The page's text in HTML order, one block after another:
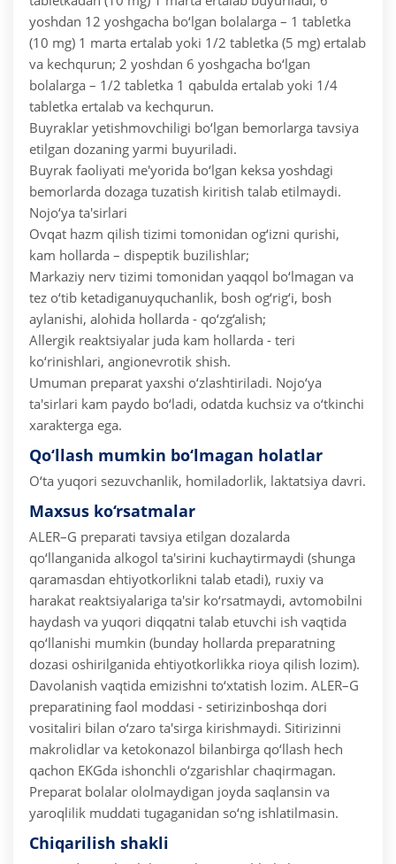
yoshdan 12 yoshgacha bo‘lgan bolalarga – 1 tabletka
(10 mg) 1 marta ertalab yoki 1/2 tabletka (5 mg) ertalab
va kechqurun; 2 yoshdan 6 yoshgacha bo‘lgan
bolalarga – 1/2 tabletka 1 qabulda ertalab yoki 1/4
tabletka ertalab va kechqurun.
Buyraklar yetishmovchiligi bo‘lgan bemorlarga tavsiya
etilgan dozaning yarmi buyuriladi.
Buyrak faoliyati me'yorida bo‘lgan keksa yoshdagi
bemorlarda dozaga tuzatish kiritish talab etilmaydi.
Nojo‘ya ta'sirlari
Ovqat hazm qilish tizimi tomonidan og‘izni qurishi,
kam hollarda – dispeptik buzilishlar;
Markaziy nerv tizimi tomonidan yaqqol bo‘lmagan va
tez o‘tib ketadiganuyquchanlik, bosh og‘rig‘i, bosh
aylanishi, alohida hollarda - qo‘zg‘alish;
Allergik reaktsiyalar juda kam hollarda - teri
ko‘rinishlari, angionevrotik shish.
Umuman preparat yaxshi o‘zlashtiriladi. Nojo‘ya
ta'sirlari kam paydo bo‘ladi, odatda kuchsiz va o‘tkinchi
xarakterga ega.
Qo‘llash mumkin bo‘lmagan holatlar
O‘ta yuqori sezuvchanlik, homiladorlik, laktatsiya davri.
Maxsus ko‘rsatmalar
ALER–G preparati tavsiya etilgan dozalarda
qo‘llanganida alkogol ta'sirini kuchaytirmaydi (shunga
qaramasdan ehtiyotkorlikni talab etadi), ruxiy va
harakat reaktsiyalariga ta'sir ko‘rsatmaydi, avtomobilni
haydash va yuqori diqqatni talab etuvchi ish vaqtida
qo‘llanishi mumkin (bunday hollarda preparatning
dozasi oshirilganida ehtiyotkorlikka rioya qilish lozim).
Davolanish vaqtida emizishni to‘xtatish lozim. ALER–G
preparatining faol moddasi - setirizinboshqa dori
vositaliri bilan o‘zaro ta'sirga kirishmaydi. Sitirizinni
makrolidlar va ketokonazol bilanbirga qo‘llash hech
qachon EKGda ishonchli o‘zgarishlar chaqirmagan.
Preparat bolalar ololmaydigan joyda saqlansin va
yaroqlilik muddati tugaganidan so‘ng ishlatilmasin.
Chiqarilish shakli